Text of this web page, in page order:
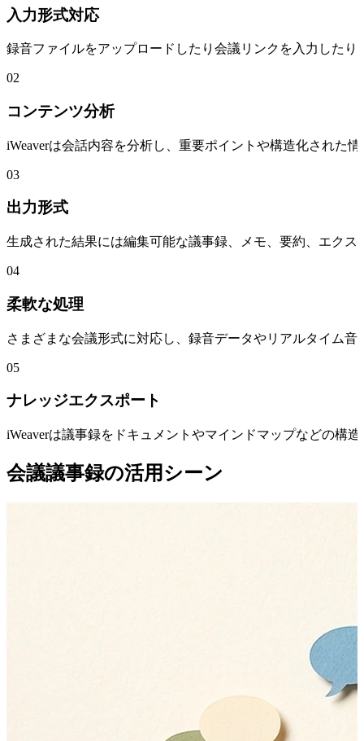
入力形式対応
録音ファイルをアップロードしたり会議リンクを入力した
02
コンテンツ分析
iWeaverは会話内容を分析し、重要ポイントや構造化された
03
出力形式
生成された結果には編集可能な議事録、メモ、要約、エク
04
柔軟な処理
さまざまな会議形式に対応し、録音データやリアルタイム
05
ナレッジエクスポート
iWeaverは議事録をドキュメントやマインドマップなどの構
会議議事録の活用シーン